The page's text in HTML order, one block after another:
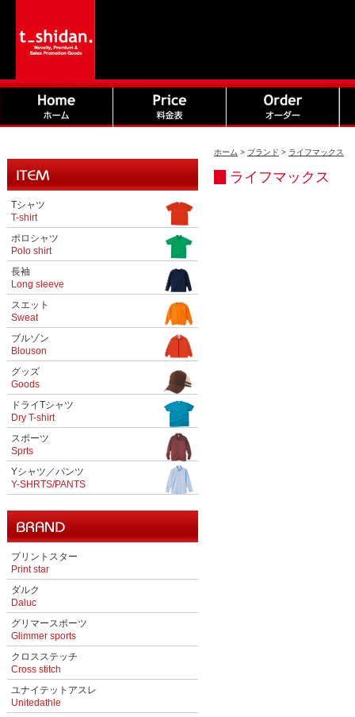
Tシャツ
T-shirt
ポロシャツ
Polo shirt
長袖
Long sleeve
スエット
Sweat
ブルゾン
Blouson
グッズ
Goods
ドライTシャツ
Dry T-shirt
スポーツ
Sprts
Yシャツ／パンツ
Y-SHRTS/PANTS
プリントスター
Print star
ダルク
Daluc
グリマースポーツ
Glimmer sports
クロスステッチ
Cross stitch
ユナイテットアスレ
Unitedathle
ホーム > ブランド > ライフマックス
ライフマックス